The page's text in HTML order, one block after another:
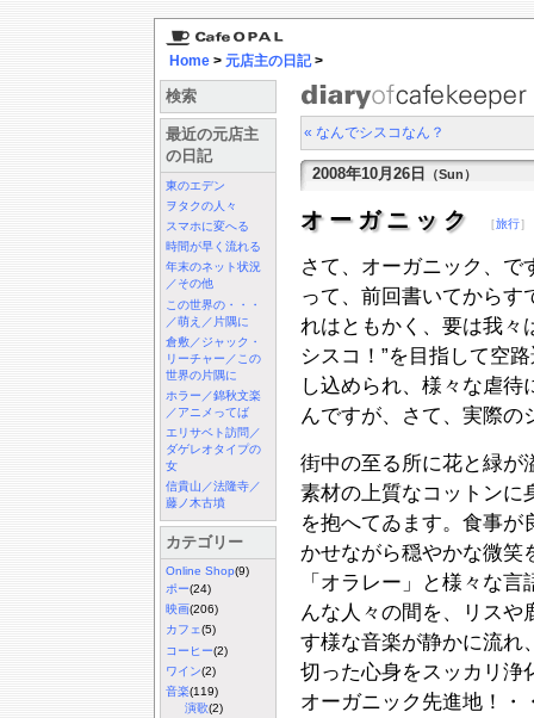
Home > 元店主の日記>
検索
最近の元店主
の日記
東のエデン
ヲタクの人々
スマホに変へる
時間が早く流れる
年末のネット状況
／その他
この世界の・・・
／萌え／片隅に
倉敷／ジャック・
リーチャー／この
世界の片隅に
ホラー／錦秋文楽
／アニメってば
エリサベト訪問／
ダゲレオタイプの
女
信貴山／法隆寺／
藤ノ木古墳
カテゴリー
Online Shop(9)
ポー(24)
映画(206)
カフェ(5)
コーヒー(2)
ワイン(2)
音楽(119)
演歌(2)
« なんでシスコなん？
2008年10月26日 （Sun）
オーガニック ［旅行］
さて、オーガニック、で
って、前回書いてからす
れはともかく、要は我々
シスコ！”を目指して空
し込められ、様々な虐
んですが、さて、実際の
街中の至る所に花と緑が
素材の上質なコットンに
を抱へてゐます。食事が
かせながら穏やかな微笑
「オラレー」と様々な
んな人々の間を、リスや
す様な音楽が静かに流れ
切った心身をスッカリ浄
オーガニック先進地！・